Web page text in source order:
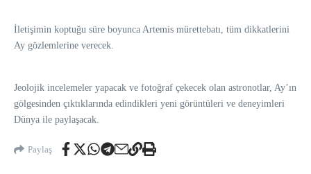
İletişimin koptuğu süre boyunca Artemis mürettebatı, tüm dikkatlerini
Ay gözlemlerine verecek.
Jeolojik incelemeler yapacak ve fotoğraf çekecek olan astronotlar, Ay’ın
gölgesinden çıktıklarında edindikleri yeni görüntüleri ve deneyimleri
Dünya ile paylaşacak.
Paylaş